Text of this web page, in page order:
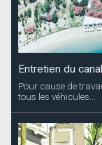
Entretien du
Pour cause de
tous les véhicules...